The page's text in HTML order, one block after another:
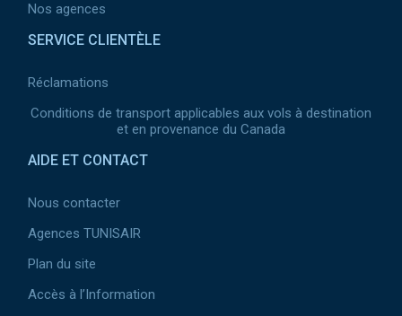
Nos agences
SERVICE CLIENTÈLE
Réclamations
Conditions de transport applicables aux vols à destination
et en provenance du Canada
AIDE ET CONTACT
Nous contacter
Agences TUNISAIR
Plan du site
Accès à l’Information